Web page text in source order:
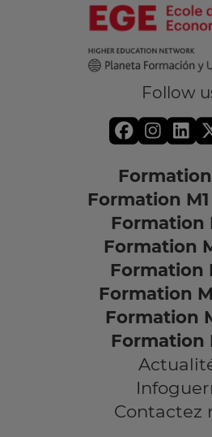
Follow
Formation
Formation
Formation
Formation
Formation
Formation
Formation
Contactez